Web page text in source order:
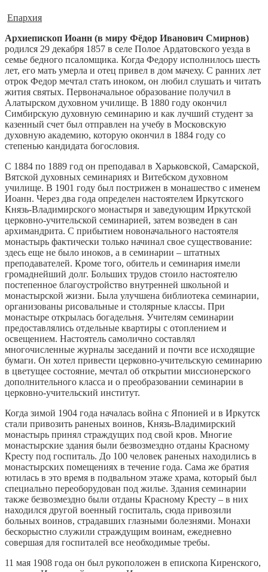
Епархия
Архиепископ Иоанн (в миру Фёдор Иванович Смирнов)
родился 29 декабря 1857 в селе Полое Ардатовского уезда в
семье бедного псаломщика. Когда Федору исполнилось шесть
лет, его мать умерла и отец привел в дом мачеху. С ранних лет
отрок Федор мечтал стать иноком, он любил слушать и читать
жития святых. Первоначальное образование получил в
Алатырском духовном училище. В 1880 году окончил
Симбирскую духовную семинарию и как лучший студент за
казенный счет был отправлен на учебу в Московскую
духовную академию, которую окончил в 1884 году со
степенью кандидата богословия.
С 1884 по 1889 год он преподавал в Харьковской, Самарской,
Вятской духовных семинариях и Витебском духовном
училище. В 1901 году был пострижен в монашество с именем
Иоанн. Через два года определен настоятелем Иркутского
Князь-Владимирского монастыря и заведующим Иркутской
церковно-учительской семинарией, затем возведен в сан
архимандрита. С прибытием новоначального настоятеля
монастырь фактически только начинал свое существование:
здесь еще не было иноков, а в семинарии – штатных
преподавателей. Кроме того, обитель и семинария имели
громаднейший долг. Больших трудов стоило настоятелю
постепенное благоустройство внутренней школьной и
монастырской жизни. Была улучшена библиотека семинарии,
организованы рисовальные и столярные классы. При
монастыре открылась богадельня. Учителям семинарии
предоставлялись отдельные квартиры с отоплением и
освещением. Настоятель самолично составлял
многочисленные журналы заседаний и почти все исходящие
бумаги. Он хотел привести церковно-учительскую семинарию
в цветущее состояние, мечтал об открытии миссионерского
дополнительного класса и о преобразовании семинарии в
церковно-учительский институт.
Когда зимой 1904 года началась война с Японией и в Иркутск
стали привозить раненых воинов, Князь-Владимирский
монастырь принял страждущих под свой кров. Многие
монастырские здания были безвозмездно отданы Красному
Кресту под госпиталь. До 100 человек раненых находились в
монастырских помещениях в течение года. Сама же братия
ютилась в это время в подвальном этаже храма, который был
специально переоборудован под жилье. Здания семинарии
также безвозмездно были отданы Красному Кресту – в них
находился другой военный госпиталь, сюда привозили
больных воинов, страдавших глазными болезнями. Монахи
бескорыстно служили страждущим воинам, ежедневно
совершая для госпиталей все необходимые требы.
11 мая 1908 года он был рукоположен в епископа Киренского,